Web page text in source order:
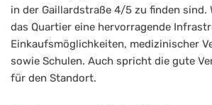
in der Gaillardstraße 4/5 zu finden sind.
das Quartier eine hervorragende
Einkaufsmöglichkeiten, medizinischer
sowie Schulen. Auch spricht die gute
für den Standort.